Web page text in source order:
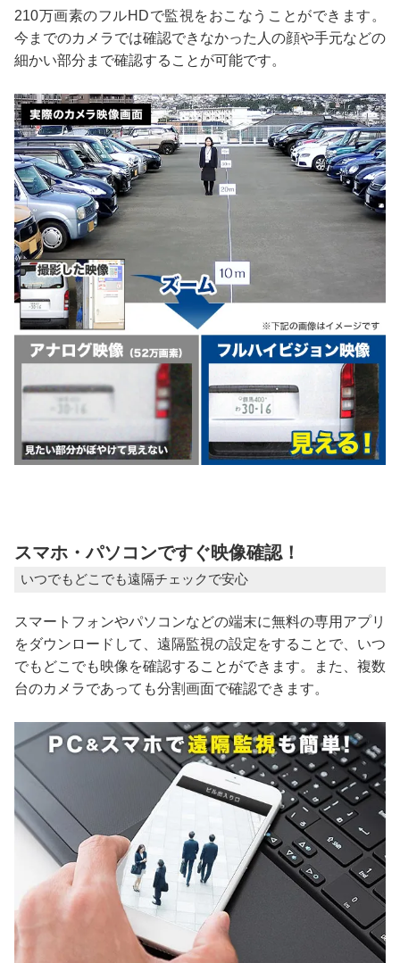
210万画素のフルHDで監視をおこなうことができます。
今までのカメラでは確認できなかった人の顔や手元などの
細かい部分まで確認することが可能です。
スマホ・パソコンですぐ映像確認！
いつでもどこでも遠隔チェックで安心
スマートフォンやパソコンなどの端末に無料の専用アプリ
をダウンロードして、遠隔監視の設定をすることで、いつ
でもどこでも映像を確認することができます。また、複数
台のカメラであっても分割画面で確認できます。